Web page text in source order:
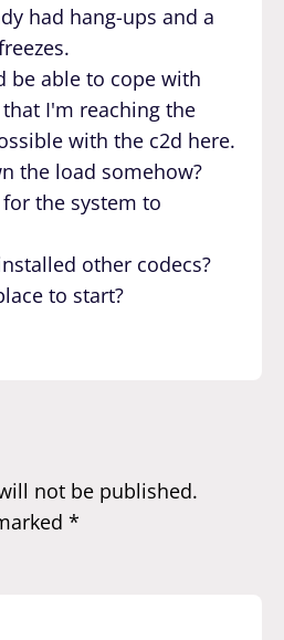
had hang-ups and a
be able to cope with
I'm reaching the
with the c2d here.
the load somehow?
the system to
other codecs?
to start?
not be published.
*